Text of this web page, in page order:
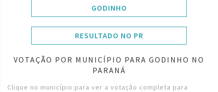
GODINHO
RESULTADO NO PR
VOTAÇÃO POR MUNICÍPIO PARA GODINHO NO
PARANÁ
Clique no município para ver a votação completa para